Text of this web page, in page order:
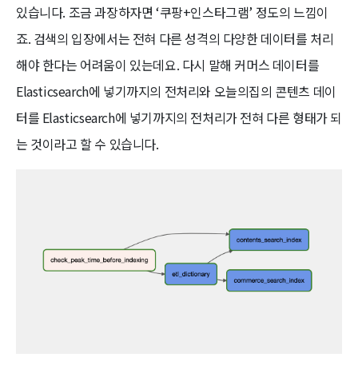
있습니다. 조금 과장하자면 ‘쿠팡+인스타그램’ 정도의 느낌이
죠. 검색의 입장에서는 전혀 다른 성격의 다양한 데이터를 처리
해야 한다는 어려움이 있는데요. 다시 말해 커머스 데이터를
Elasticsearch에 넣기까지의 전처리와 오늘의집의 콘텐츠 데이
터를 Elasticsearch에 넣기까지의 전처리가 전혀 다른 형태가 되
는 것이라고 할 수 있습니다.